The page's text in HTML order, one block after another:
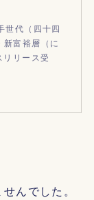
世代（四十四
新富裕層（に
リース受
んでした。